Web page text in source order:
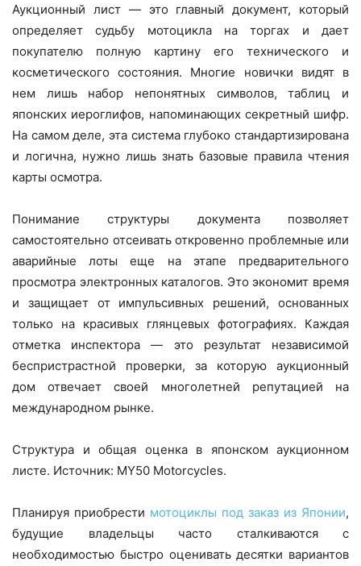
Аукционный лист — это главный документ, который
определяет судьбу мотоцикла на торгах и дает
покупателю полную картину его технического и
косметического состояния. Многие новички видят в
нем лишь набор непонятных символов, таблиц и
японских иероглифов, напоминающих секретный шифр.
На самом деле, эта система глубоко стандартизирована
и логична, нужно лишь знать базовые правила чтения
карты осмотра.
Понимание структуры документа позволяет
самостоятельно отсеивать откровенно проблемные или
аварийные лоты еще на этапе предварительного
просмотра электронных каталогов. Это экономит время
и защищает от импульсивных решений, основанных
только на красивых глянцевых фотографиях. Каждая
отметка инспектора — это результат независимой
беспристрастной проверки, за которую аукционный
дом отвечает своей многолетней репутацией на
международном рынке.
Структура и общая оценка в японском аукционном
листе. Источник: MY50 Motorcycles.
Планируя приобрести мотоциклы под заказ из Японии,
будущие владельцы часто сталкиваются с
необходимостью быстро оценивать десятки вариантов